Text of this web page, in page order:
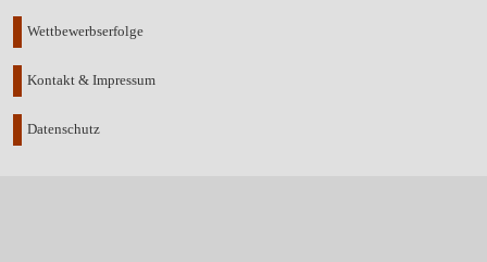
Wettbewerbserfolge
Kontakt & Impressum
Datenschutz